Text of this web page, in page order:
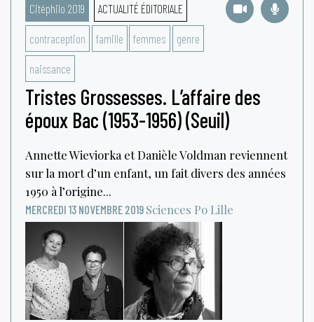
Citéphilo 2019 ACTUALITÉ ÉDITORIALE
contraception famille femmes genre
naissance
Tristes Grossesses. L’affaire des
époux Bac (1953-1956) (Seuil)
Annette Wieviorka et Danièle Voldman reviennent
sur la mort d’un enfant, un fait divers des années
1950 à l’origine...
MERCREDI 13 NOVEMBRE 2019 Sciences Po Lille